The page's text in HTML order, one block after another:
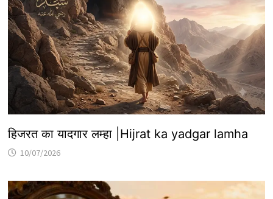
हिजरत का यादगार लम्हा |Hijrat ka yadgar lamha
10/07/2026